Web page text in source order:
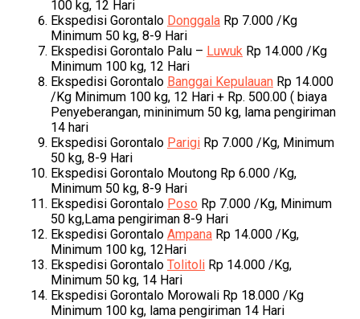
100 kg, 12 Hari
Ekspedisi Gorontalo Donggala Rp 7.000 /Kg
Minimum 50 kg, 8-9 Hari
Ekspedisi Gorontalo Palu – Luwuk Rp 14.000 /Kg
Minimum 100 kg, 12 Hari
Ekspedisi Gorontalo Banggai Kepulauan Rp 14.000
/Kg Minimum 100 kg, 12 Hari + Rp. 500.00 ( biaya
Penyeberangan, mininimum 50 kg, lama pengiriman
14 hari
Ekspedisi Gorontalo Parigi Rp 7.000 /Kg, Minimum
50 kg, 8-9 Hari
Ekspedisi Gorontalo Moutong Rp 6.000 /Kg,
Minimum 50 kg, 8-9 Hari
Ekspedisi Gorontalo Poso Rp 7.000 /Kg, Minimum
50 kg,Lama pengiriman 8-9 Hari
Ekspedisi Gorontalo Ampana Rp 14.000 /Kg,
Minimum 100 kg, 12Hari
Ekspedisi Gorontalo Tolitoli Rp 14.000 /Kg,
Minimum 50 kg, 14 Hari
Ekspedisi Gorontalo Morowali Rp 18.000 /Kg
Minimum 100 kg, lama pengiriman 14 Hari